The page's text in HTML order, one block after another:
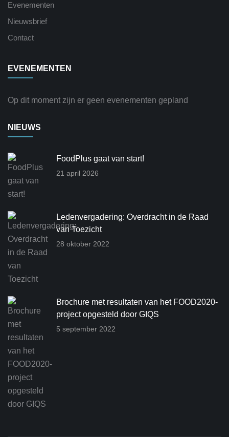
Evenementen
Nieuwsbrief
Contact
EVENEMENTEN
Op dit moment zijn er geen evenementen gepland
NIEUWS
FoodPlus gaat van start!
21 april 2026
Ledenvergadering: Overdracht in de Raad
van Toezicht
28 oktober 2022
Brochure met resultaten van het FOOD2020-
project opgesteld door GIQS
5 september 2022